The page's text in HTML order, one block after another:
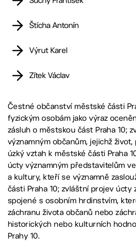
Štícha Antonín
Výrut Karel
Zítek Václav
Čestné občanství městské části
fyzickým osobám jako výraz
zásluh o městskou část Praha 10;
významným občanům, jejichž
úzký vztah k městské části Praha
úcty významným představitelům
a kultury, kteří se významně
části Praha 10; zvláštní projev úcty
spojené s osobním hrdinstvím,
záchranu života občanů nebo
historických nebo kulturních
Prahy 10.